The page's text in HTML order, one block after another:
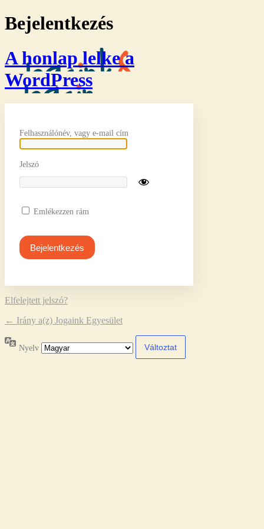
Bejelentkezés
A honlap lelke a
WordPress
Felhasználónév, vagy e-mail cím
Jelszó
Emlékezzen rám
Elfelejtett jelszó?
← Irány a(z) Jogaink Egyesület
Nyelv